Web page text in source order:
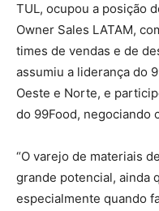
TUL, ocupou a posição
Owner Sales LATAM,
times de vendas e de
assumiu a liderança do
Oeste e Norte, e
do 99Food, negociando
“O varejo de materiais
grande potencial, ainda
especialmente quando